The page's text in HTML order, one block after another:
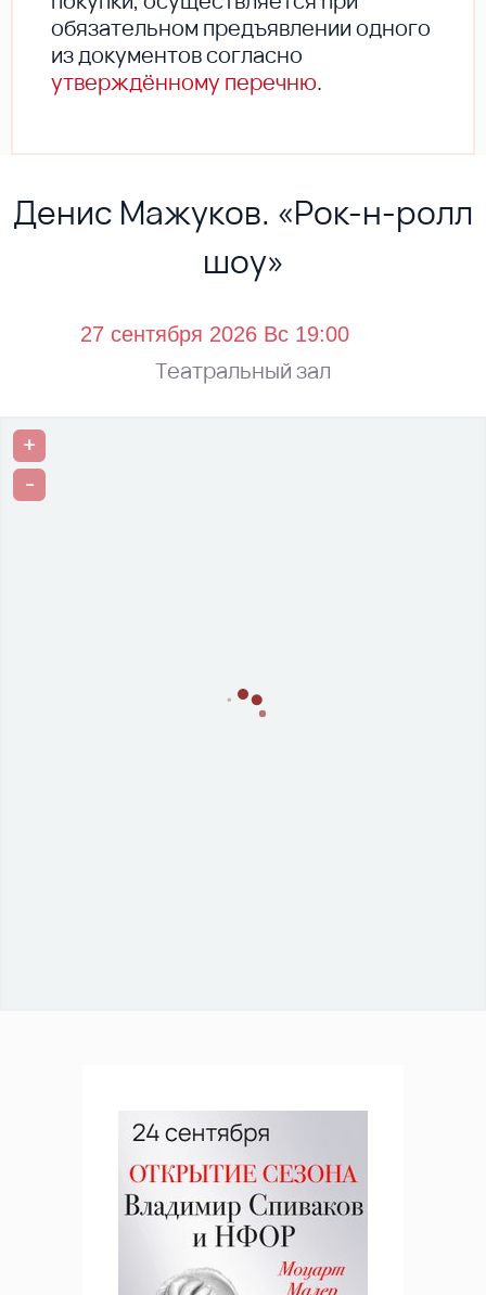
обязательном предъявлении одного
из документов согласно
утверждённому перечню.
Денис Мажуков. «Рок-н-ролл
шоу»
Театральный зал
+
-